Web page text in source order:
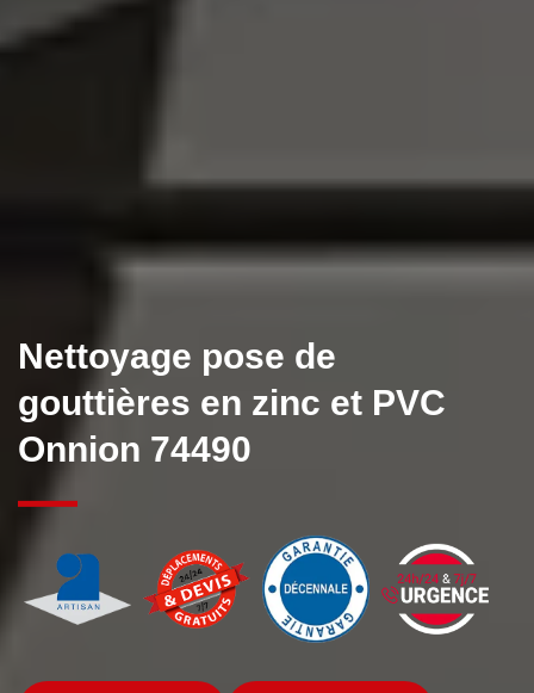
Nettoyage pose de
gouttières en zinc et PVC
Onnion 74490